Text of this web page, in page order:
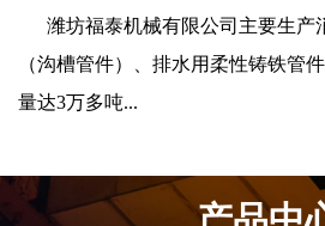
潍坊福泰机械有限公司主要生产
（沟槽管件）、排水用柔性铸铁管
量达3万多吨...